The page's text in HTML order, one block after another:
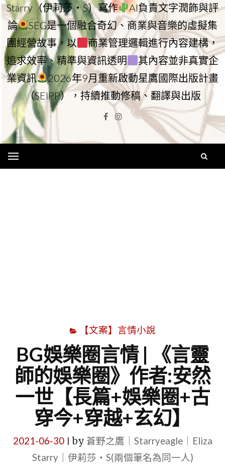
Starry（伊莉莎・S）寫作
AI負責文字潤飾與評
論
SEG是一個融合奇幻、商業與音樂的虛擬集
團經營故事，以
商業管理邏輯進行內容建構，
追求效率、精準與資訊透明
其內容並非真實企
業資訊
2026年9月重新啟動星鷹國際出版計畫
（SEIPP），持續推動修稿、翻譯與出版
Facebook
Instagram
【文案】言情小說
BG娛樂圈言情 | 《言靈
師的娛樂圈》作者:安然
一世【長篇+娛樂圈+古
穿今+穿越+玄幻】
2021-06-30| by 蒼野之鷹｜Starryeagle｜Eliza
Starry｜伊莉莎・S(兩個筆名為同一人)